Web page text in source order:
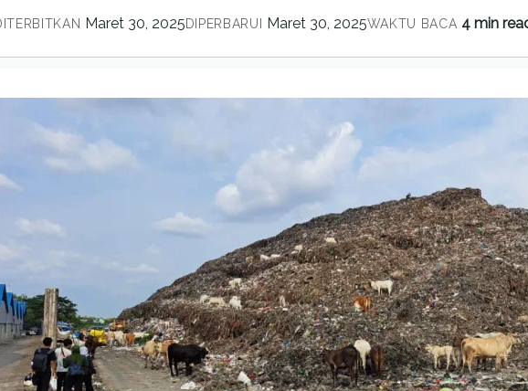
Maret 30, 2025DIPERBARUI Maret 30, 2025WAKTU BACA 4 min